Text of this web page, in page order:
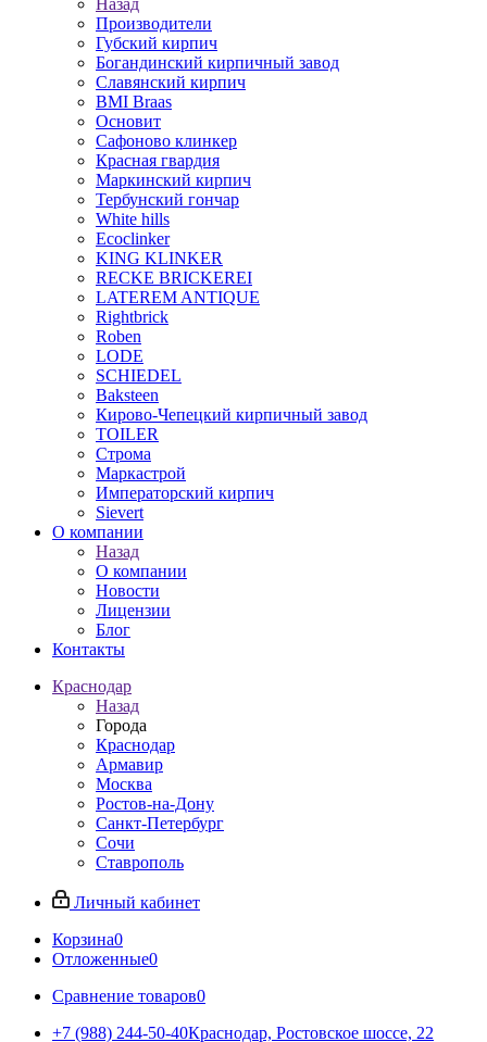
Назад
Производители
Губский кирпич
Богандинский кирпичный завод
Славянский кирпич
BMI Braas
Основит
Сафоново клинкер
Красная гвардия
Маркинский кирпич
Тербунский гончар
White hills
Ecoclinker
KING KLINKER
RECKE BRICKEREI
LATEREM ANTIQUE
Rightbrick
Roben
LODE
SCHIEDEL
Baksteen
Кирово-Чепецкий кирпичный завод
TOILER
Строма
Маркастрой
Императорский кирпич
Sievert
О компании
Назад
О компании
Новости
Лицензии
Блог
Контакты
Краснодар
Назад
Города
Краснодар
Армавир
Москва
Ростов-на-Дону
Санкт-Петербург
Сочи
Ставрополь
Личный кабинет
Корзина0
Отложенные0
Сравнение товаров0
+7 (988) 244-50-40Краснодар, Ростовское шоссе, 22